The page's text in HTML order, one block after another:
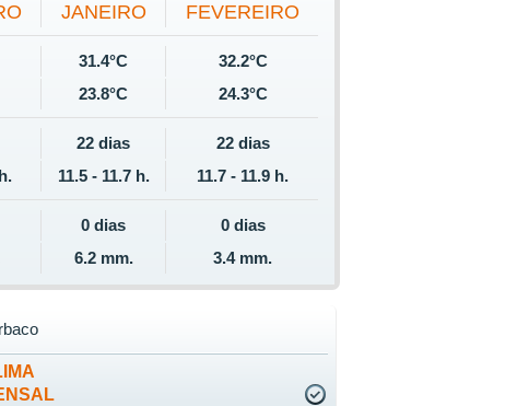
JANEIRO FEVEREIRO
31.4°C
32.2°C
23.8°C 24.3°C
22 dias
22 dias
11.5 - 11.7 h. 11.7 - 11.9 h.
0 dias
0 dias
6.2 mm. 3.4 mm.